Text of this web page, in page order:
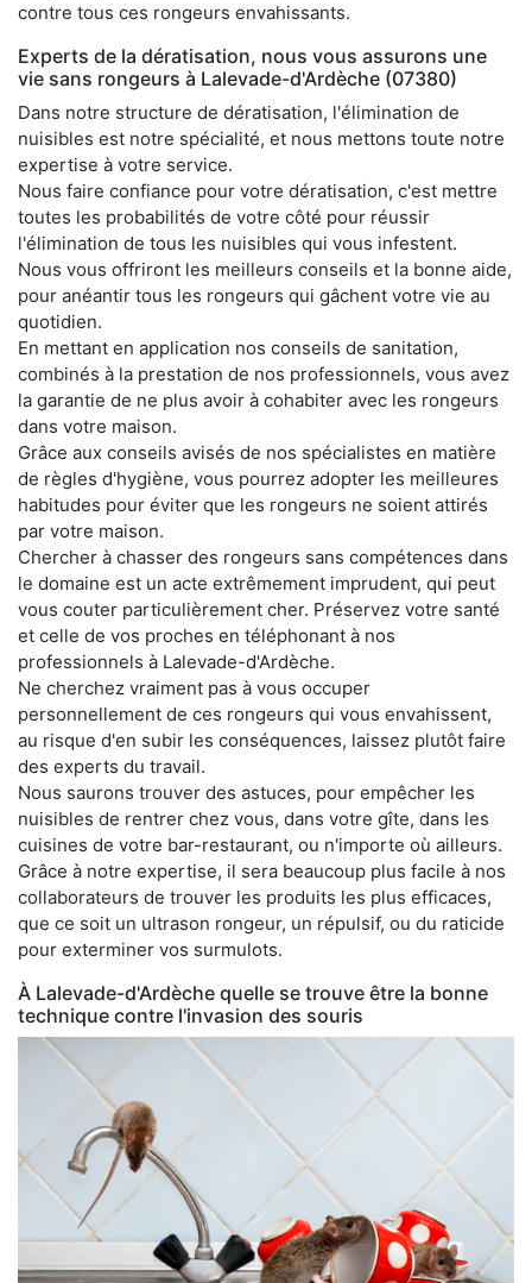
contre tous ces rongeurs envahissants.
Experts de la dératisation, nous vous assurons une
vie sans rongeurs à Lalevade-d'Ardèche (07380)
Dans notre structure de dératisation, l'élimination de
nuisibles est notre spécialité, et nous mettons toute notre
expertise à votre service.
Nous faire confiance pour votre dératisation, c'est mettre
toutes les probabilités de votre côté pour réussir
l'élimination de tous les nuisibles qui vous infestent.
Nous vous offriront les meilleurs conseils et la bonne aide,
pour anéantir tous les rongeurs qui gâchent votre vie au
quotidien.
En mettant en application nos conseils de sanitation,
combinés à la prestation de nos professionnels, vous avez
la garantie de ne plus avoir à cohabiter avec les rongeurs
dans votre maison.
Grâce aux conseils avisés de nos spécialistes en matière
de règles d'hygiène, vous pourrez adopter les meilleures
habitudes pour éviter que les rongeurs ne soient attirés
par votre maison.
Chercher à chasser des rongeurs sans compétences dans
le domaine est un acte extrêmement imprudent, qui peut
vous couter particulièrement cher. Préservez votre santé
et celle de vos proches en téléphonant à nos
professionnels à Lalevade-d'Ardèche.
Ne cherchez vraiment pas à vous occuper
personnellement de ces rongeurs qui vous envahissent,
au risque d'en subir les conséquences, laissez plutôt faire
des experts du travail.
Nous saurons trouver des astuces, pour empêcher les
nuisibles de rentrer chez vous, dans votre gîte, dans les
cuisines de votre bar-restaurant, ou n'importe où ailleurs.
Grâce à notre expertise, il sera beaucoup plus facile à nos
collaborateurs de trouver les produits les plus efficaces,
que ce soit un ultrason rongeur, un répulsif, ou du raticide
pour exterminer vos surmulots.
À Lalevade-d'Ardèche quelle se trouve être la bonne
technique contre l'invasion des souris